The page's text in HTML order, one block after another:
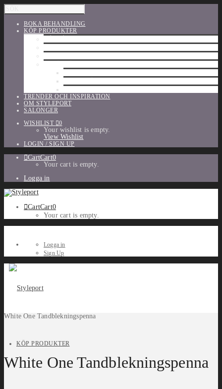
BOKA BEHANDLING
KÖP PRODUKTER
TRENDER OCH INSPIRATION
OM STYLEPORT
SALONGER
WISHLIST
0
Your wishlist is empty.
View Wishlist
LOGIN / SIGN UP
CartCart0
Your cart is empty.
Logga in
CartCart0
Your cart is empty.
Logga in
Sign Up
KÖP PRODUKTER
White One Tandblekningspenna
White One Tandblekningspenna